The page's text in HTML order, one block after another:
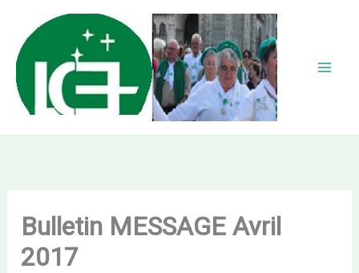
contenu
Bulletin MESSAGE Avril
2017